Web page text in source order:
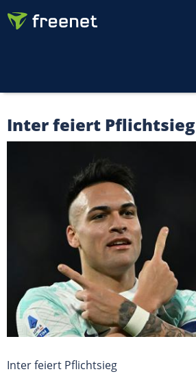
Inter feiert Pflichtsieg
Inter feiert Pflichtsieg